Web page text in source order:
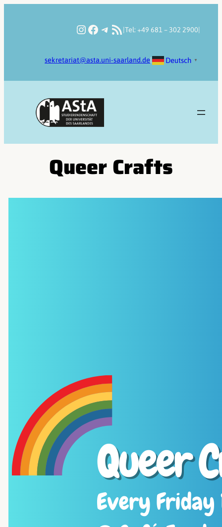
Instagram
Facebook
Telegram
RSS-Feed
|Tel: +49 681 – 302 2900
sekretariat@asta.uni-saarland.de | Deutsch ▼
Queer Crafts